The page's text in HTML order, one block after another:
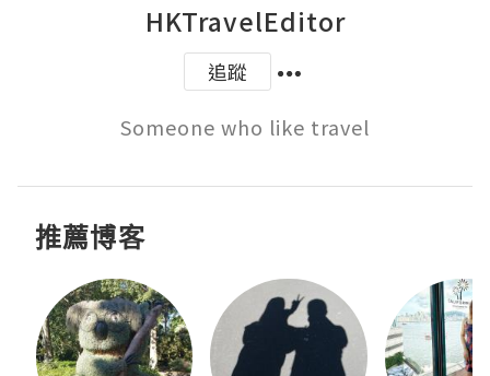
HKTravelEditor
追蹤
Someone who like travel
推薦博客